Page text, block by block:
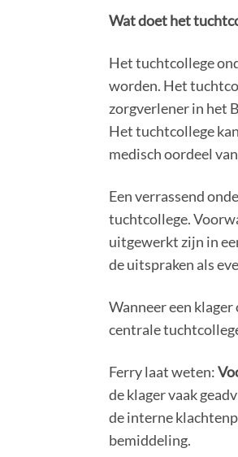
Wat doet het
Het tuchtcollege
worden. Het
zorgverlener in het
Het tuchtcollege
medisch oordeel
Een verrassend
tuchtcollege.
uitgewerkt zijn in
de uitspraken als
Wanneer een
centrale
Ferry laat weten:
de klager vaak
de interne
bemiddeling.